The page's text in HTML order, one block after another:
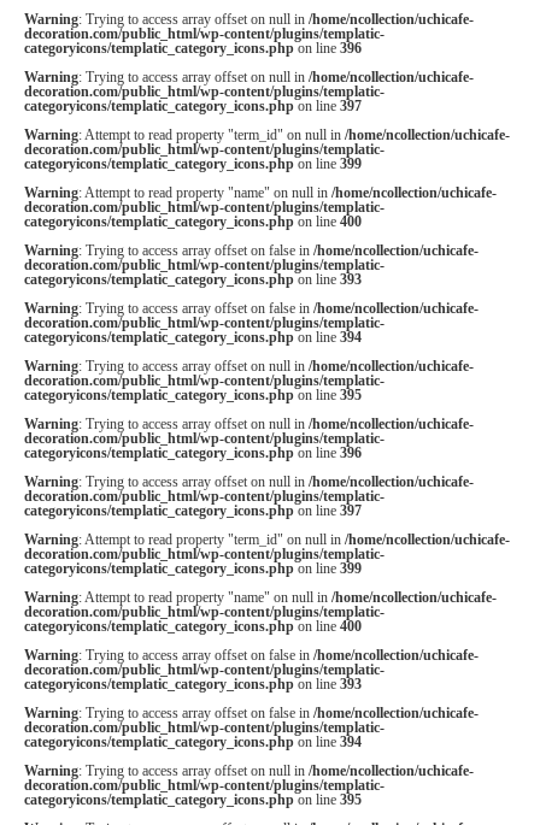
Warning: Trying to access array offset on null in /home/ncollection/uchicafe-
decoration.com/public_html/wp-content/plugins/templatic-
categoryicons/templatic_category_icons.phpon line 396
Warning: Trying to access array offset on null in /home/ncollection/uchicafe-
decoration.com/public_html/wp-content/plugins/templatic-
categoryicons/templatic_category_icons.phpon line 397
Warning: Attempt to read property "term_id" on null in /home/ncollection/uchicafe-
decoration.com/public_html/wp-content/plugins/templatic-
categoryicons/templatic_category_icons.phpon line 399
Warning: Attempt to read property "name" on null in /home/ncollection/uchicafe-
decoration.com/public_html/wp-content/plugins/templatic-
categoryicons/templatic_category_icons.phpon line 400
Warning: Trying to access array offset on false in /home/ncollection/uchicafe-
decoration.com/public_html/wp-content/plugins/templatic-
categoryicons/templatic_category_icons.phpon line 393
Warning: Trying to access array offset on false in /home/ncollection/uchicafe-
decoration.com/public_html/wp-content/plugins/templatic-
categoryicons/templatic_category_icons.phpon line 394
Warning: Trying to access array offset on null in /home/ncollection/uchicafe-
decoration.com/public_html/wp-content/plugins/templatic-
categoryicons/templatic_category_icons.phpon line 395
Warning: Trying to access array offset on null in /home/ncollection/uchicafe-
decoration.com/public_html/wp-content/plugins/templatic-
categoryicons/templatic_category_icons.phpon line 396
Warning: Trying to access array offset on null in /home/ncollection/uchicafe-
decoration.com/public_html/wp-content/plugins/templatic-
categoryicons/templatic_category_icons.phpon line 397
Warning: Attempt to read property "term_id" on null in /home/ncollection/uchicafe-
decoration.com/public_html/wp-content/plugins/templatic-
categoryicons/templatic_category_icons.phpon line 399
Warning: Attempt to read property "name" on null in /home/ncollection/uchicafe-
decoration.com/public_html/wp-content/plugins/templatic-
categoryicons/templatic_category_icons.phpon line 400
Warning: Trying to access array offset on false in /home/ncollection/uchicafe-
decoration.com/public_html/wp-content/plugins/templatic-
categoryicons/templatic_category_icons.phpon line 393
Warning: Trying to access array offset on false in /home/ncollection/uchicafe-
decoration.com/public_html/wp-content/plugins/templatic-
categoryicons/templatic_category_icons.phpon line 394
Warning: Trying to access array offset on null in /home/ncollection/uchicafe-
decoration.com/public_html/wp-content/plugins/templatic-
categoryicons/templatic_category_icons.phpon line 395